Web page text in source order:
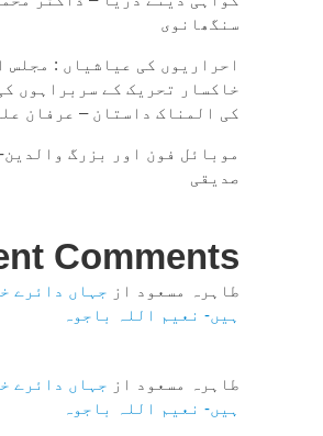
سنگھانوی
احراریوں کی عیاشیاں : مجلس
خاکسار تحریک کے سربراہوں
کی المناک داستان – عرفان
موبائل فون اور بزرگ والدین-
صدیقی
Comments
طاہرہ مسعود از جہاں دائرے
ہیں- نعیم اللہ باجوہ
طاہرہ مسعود از جہاں دائرے
ہیں- نعیم اللہ باجوہ